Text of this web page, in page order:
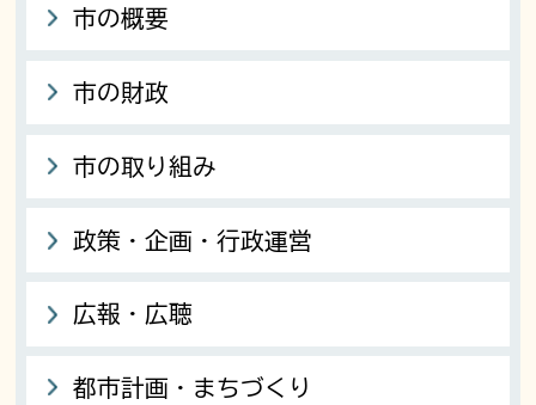
市の概要
市の財政
市の取り組み
政策・企画・行政運営
広報・広聴
都市計画・まちづくり